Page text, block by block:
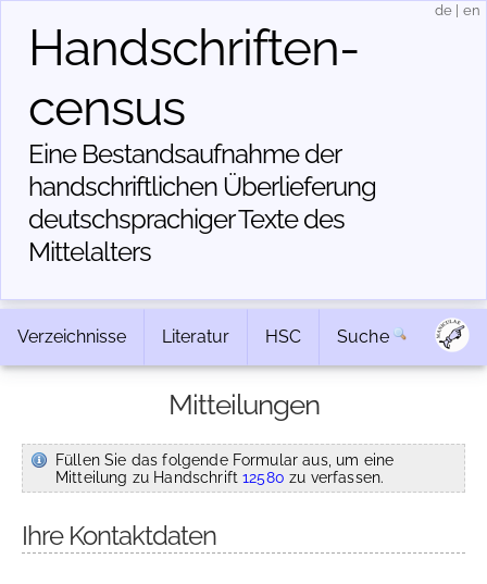
Handschriften­
census
Eine Bestandsaufnahme der
handschriftlichen Über­lieferung
deutschsprachiger Texte des
Mittelalters
de en
Verzeichnisse Literatur HSC Suche
Mitteilungen
Füllen Sie das folgende Formular aus, um eine
Mitteilung zu Handschrift12580 zu verfassen.
Ihre Kontaktdaten